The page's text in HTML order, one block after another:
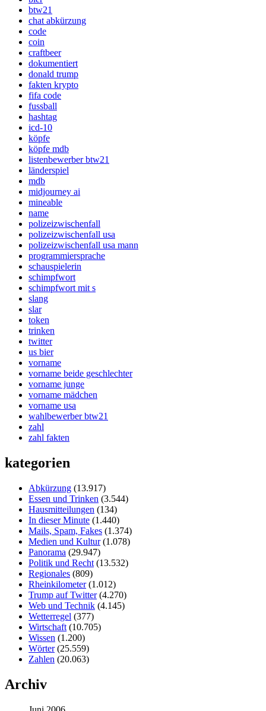
btw21
chat abkürzung
code
coin
craftbeer
dokumentiert
donald trump
fakten krypto
fifa code
fussball
hashtag
icd-10
köpfe
köpfe mdb
listenbewerber btw21
länderspiel
mdb
midjourney ai
mineable
name
polizeizwischenfall
polizeizwischenfall usa
polizeizwischenfall usa mann
programmiersprache
schauspielerin
schimpfwort
schimpfwort mit s
slang
slar
token
trinken
twitter
us bier
vorname
vorname beide geschlechter
vorname junge
vorname mädchen
vorname usa
wahlbewerber btw21
zahl
zahl fakten
kategorien
Abkürzung (13.917)
Essen und Trinken (3.544)
Hausmitteilungen (134)
In dieser Minute (1.440)
Mails, Spam, Fakes (1.374)
Medien und Kultur(1.078)
Panorama (29.947)
Politik und Recht (13.532)
Regionales (809)
Rheinkilometer(1.012)
Trump auf Twitter(4.270)
Web und Technik (4.145)
Wetterregel (377)
Wirtschaft (10.705)
Wissen (1.200)
Wörter(25.559)
Zahlen (20.063)
Archiv